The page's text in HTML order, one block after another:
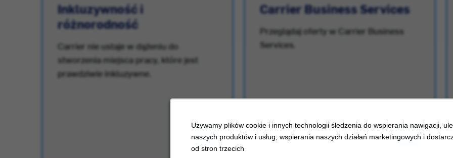
Używamy plików cookie i innych technologii śledzenia do wspierania nawigacji,
naszych produktów i usług, wspierania naszych działań marketingowych i
od stron trzecich
Inkluzywność i
różnorodność
Carrier nie ustaje w dążeniu do
stworzenia miejsca pracy, które jest
prawdziwie inkluzywne.
Carrier Business Services
Przeglądaj oferty w Carrier Business
Services.